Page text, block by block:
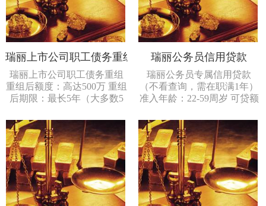
瑞丽上市公司职工债务重组
瑞丽上市公司职工债务重组
重组后额度：高达500万 重组
后期限：最长5年（大多数5
瑞丽公务员信用贷款
瑞丽公务员专属信用贷款
（不看查询，需在职满1年）
准入年龄：22-59周岁 可贷额